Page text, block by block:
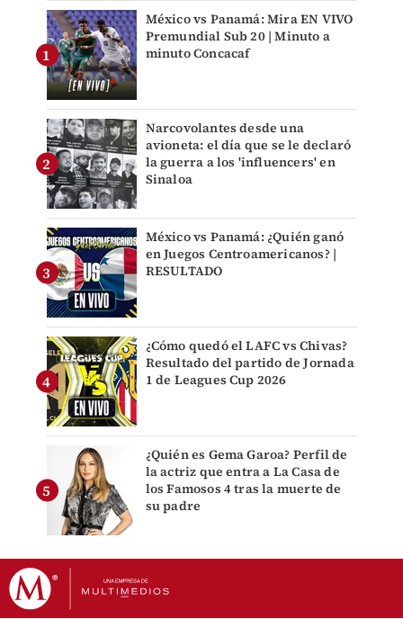
México vs Panamá: Mira EN VIVO
Premundial Sub 20 | Minuto a
minuto Concacaf
Narcovolantes desde una
avioneta: el día que se le declaró
la guerra a los 'influencers' en
Sinaloa
México vs Panamá: ¿Quién ganó
en Juegos Centroamericanos? |
RESULTADO
¿Cómo quedó el LAFC vs Chivas?
Resultado del partido de Jornada
1 de Leagues Cup 2026
¿Quién es Gema Garoa? Perfil de
la actriz que entra a La Casa de
los Famosos 4 tras la muerte de
su padre